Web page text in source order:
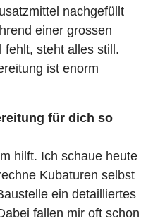
nachgefüllt
einer grossen
fehlt, steht alles still.
ist enorm
für dich so
hilft. Ich schaue heute
Kubaturen selbst
ein detailliertes
fallen mir oft schon